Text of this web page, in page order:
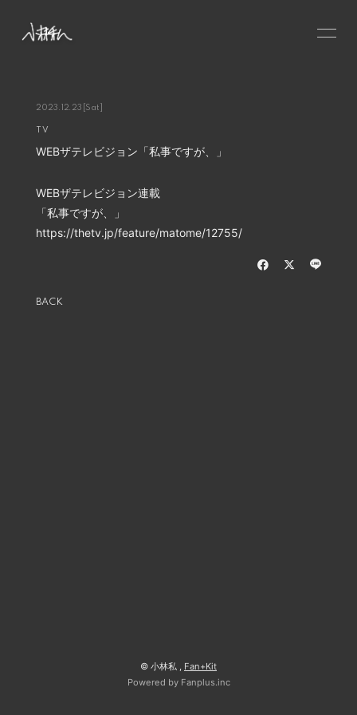
NEWS
SCHEDULE
PROFILE
VIDEO
DISCOGRAPHY
2023.12.23 [Sat]
TV
WEBザテレビジョン「私事ですが、」
WEBザテレビジョン連載
「私事ですが、」
https://thetv.jp/feature/matome/12755/
BACK
© 小林私 , Fan+Kit
Powered by Fanplus.inc